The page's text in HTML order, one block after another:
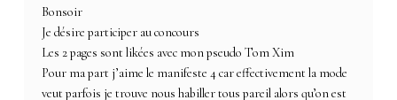
Bonsoir
Je désire participer au concours
Les 2 pages sont likées avec mon pseudo Tom Xim
Pour ma part j’aime le manifeste 4 car effectivement la mode
veut parfois je trouve nous habiller tous pareil alors qu’on est